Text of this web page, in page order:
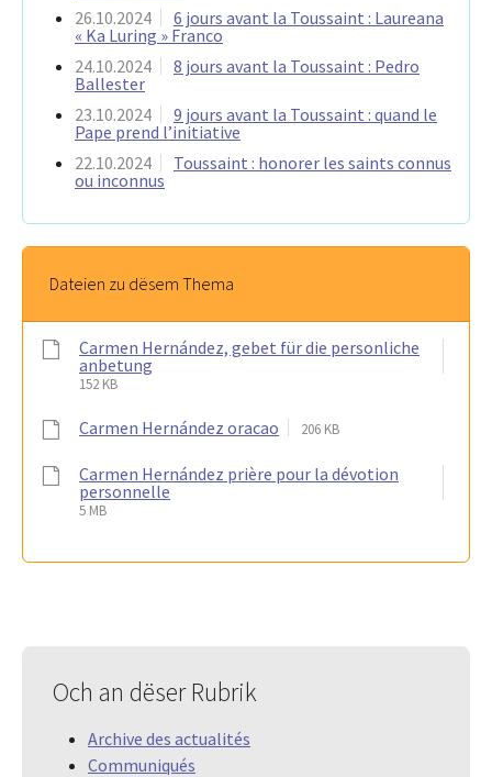
26.10.2024
6 jours avant la Toussaint : Laureana
« Ka Luring » Franco
24.10.2024
8 jours avant la Toussaint : Pedro
Ballester
23.10.2024
9 jours avant la Toussaint : quand le
Pape prend l’initiative
22.10.2024
Toussaint : honorer les saints connus
ou inconnus
Dateien zu dësem Thema
Carmen Hernández, gebet für die personliche
anbetung
152 KB
Carmen Hernández oracao 206 KB
Carmen Hernández prière pour la dévotion
personnelle
5 MB
Och an dëser Rubrik
Archive des actualités
Communiqués